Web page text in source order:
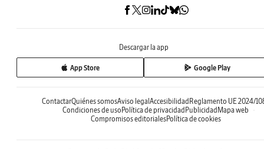
Descargar la app
App Store Google Play
ContactarQuiénes somosAviso legal Accesibilidad Reglamento UE 2024/
Condiciones de uso Política de privacidad Publicidad Mapa web
Compromisos editorialesPolítica de cookies